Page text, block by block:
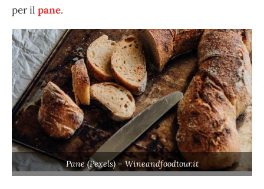
per il pane.
Pane (Pexels) – Wineandfoodtour.it